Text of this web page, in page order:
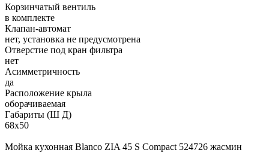
Корзинчатый вентиль
в комплекте
Клапан-автомат
нет, установка не предусмотрена
Отверстие под кран фильтра
нет
Асимметричность
да
Расположение крыла
оборачиваемая
Габариты (Ш Д)
68х50
Мойка кухонная Blanco ZIA 45 S Compact 524726 жасмин